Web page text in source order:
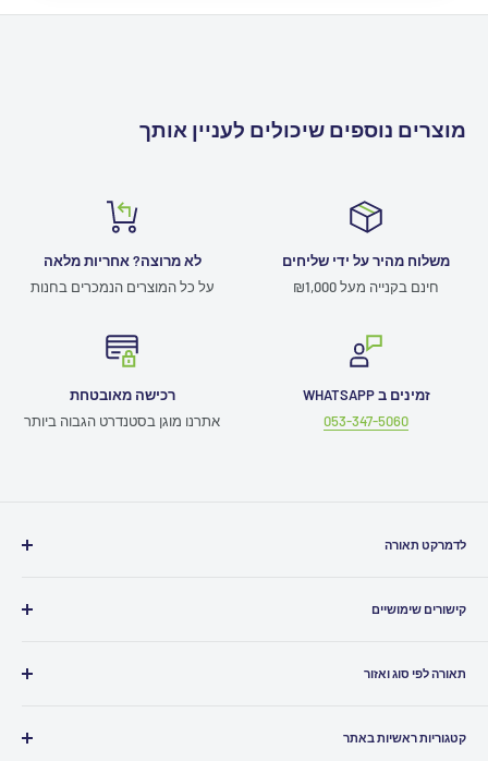
מוצרים נוספים שיכולים לעניין אותך
משלוח מהיר על ידי שליחים
חינם בקנייה מעל ₪1,000
לא מרוצה? אחריות מלאה
על כל המוצרים הנמכרים בחנות
זמינים ב WHATSAPP
053-347-5060
רכישה מאובטחת
אתרנו מוגן בסטנדרט הגבוה ביותר
לדמרקט תאורה
קישורים שימושיים
תקנון האתר
הצהרת נגישות
תאורה לפי סוג ואזור
תאורה לסלון
קטגוריות ראשיות באתר